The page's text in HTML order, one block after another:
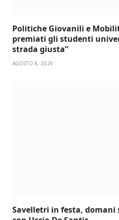
Politiche Giovanili e
premiati gli studenti
strada giusta”
AGOSTO 8, 2026
Savelletri in festa, domani